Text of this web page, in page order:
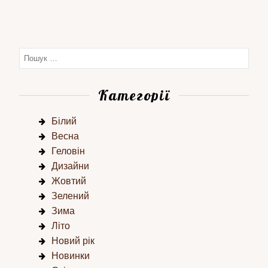
Категорії
Білий
Весна
Геловін
Дизайни
Жовтий
Зелений
Зима
Літо
Новий рік
Новинки